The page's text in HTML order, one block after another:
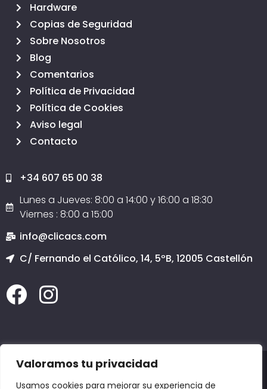
Valoramos tu privacidad
Usamos cookies para mejorar su experiencia de
Hardware
Copias de Seguridad
Sobre Nosotros
Blog
Comentarios
Política de Privacidad
Política de Cookies
Aviso legal
Contacto
+34 607 65 00 38
Lunes a Jueves: 8:00 a 14:00 y 16:00 a 18:30
Viernes : 8:00 a 15:00
info@clicacs.com
C/ Fernando el Católico, 14, 5ºB, 12005 Castellón
2020 © Todos los derechos reservados
SERVICIO TÉCNICO INFORMÁTICO CASTELLÓN, PÁGINAS WEB EN CASTELLÓN, COPIAS